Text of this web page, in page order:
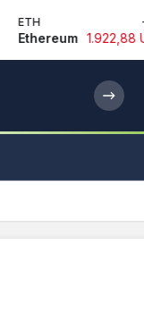
1.922,88 USDT